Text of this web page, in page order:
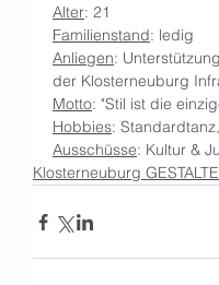
Alter: 21
Familienstand: ledig
Anliegen:
der Klosterneuburg
Motto: "Stil ist die
Hobbies:
Ausschüsse: Kultur &
Klosterneuburg